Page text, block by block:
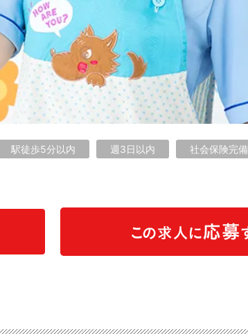
駅徒歩5分以内 週3日以内 社会保険完備